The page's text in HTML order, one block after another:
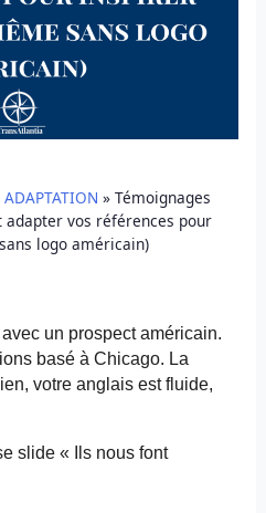
» Témoignages
adapter vos références pour
logo américain)
un prospect américain.
basé à Chicago. La
votre anglais est fluide,
slide « Ils nous font